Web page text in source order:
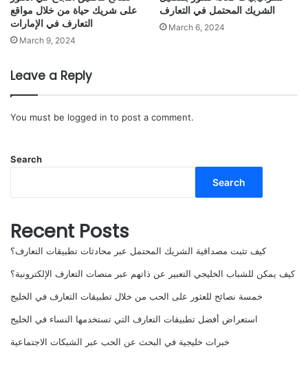
على شريك حياة من خلال مواقع
التعارف في الإمارات
March 9, 2024
الشريك المحتمل في التعارف
March 6, 2024
Leave a Reply
You must be logged in to post a comment.
Search
Search
Recent Posts
كيف تثبت مصداقية الشريك المحتمل عبر محادثات تطبيقات التعارف؟
كيف يمكن للشباب الخليجي التعبير عن ذاتهم عبر منصات التعارف الإلكترونية؟
خمسة نصائح للعثور على الحب من خلال تطبيقات التعارف في الخليج
استعراض أفضل تطبيقات التعارف التي تستخدمها النساء في الخليج
خبرات خليجية في البحث عن الحب عبر الشبكات الاجتماعية